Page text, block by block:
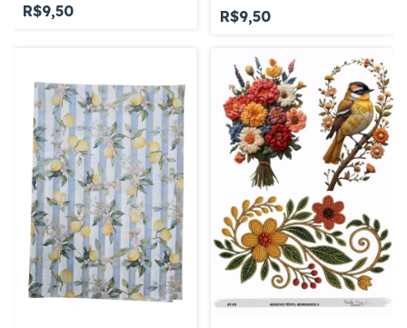
R$9,50 R$9,50